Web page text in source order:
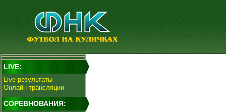
LIVE:
Live-результаты
Онлайн трансляции
СОРЕВНОВАНИЯ: